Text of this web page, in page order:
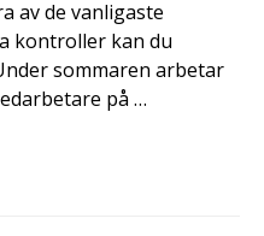
av de vanligaste
kontroller kan du
sommaren arbetar
på …